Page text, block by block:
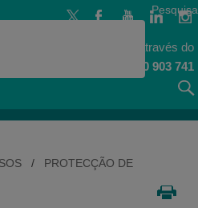
Informe-se através do
900 903 741
Pesquisa
/ PROTECÇÃO DE